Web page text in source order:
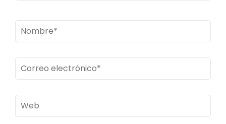
Nombre*
Correo
electrónico*
Web